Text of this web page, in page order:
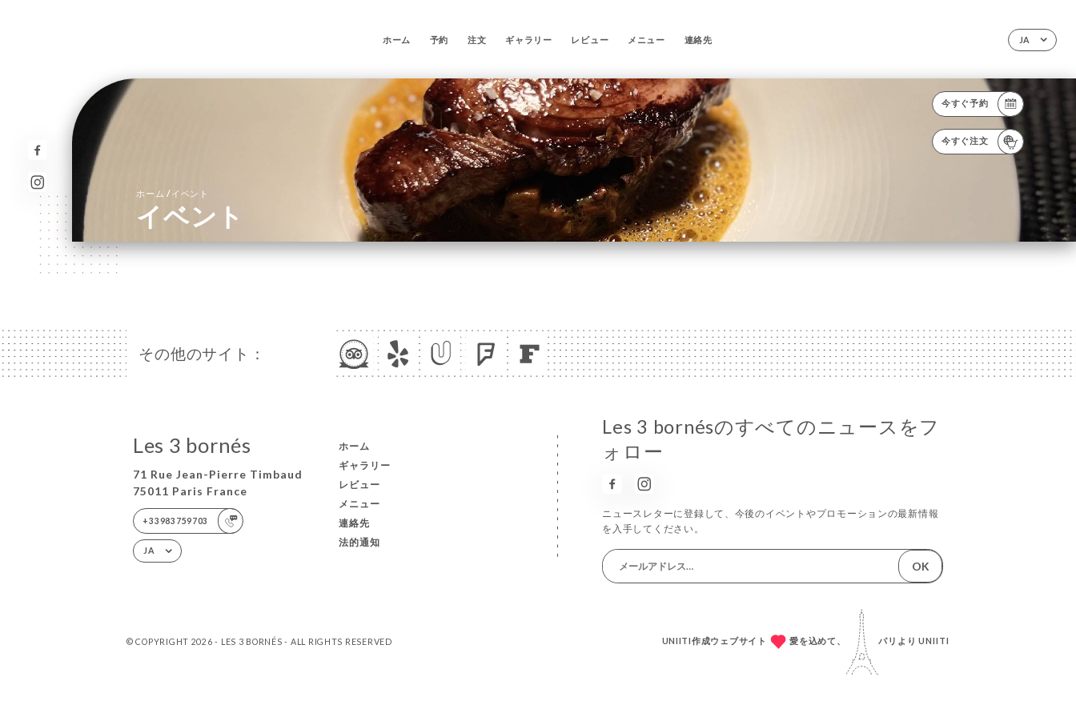
JA
ホーム 予約 注文 ギャラリー レビュー メニュー 連絡先
今すぐ予約
今すぐ注文
ホーム/イベント
イベント
その他のサイト：
Les 3 bornés
71 Rue Jean-Pierre Timbaud
75011 Paris France
+33983759703
JA
ホーム
ギャラリー
レビュー
メニュー
連絡先
法的通知
Les 3 bornésのすべてのニュースをフ
ォロー
ニュースレターに登録して、今後のイベントやプロモーションの最新情報
を入手してください。
OK
© COPYRIGHT 2026 - LES 3 BORNÉS - ALL RIGHTS RESERVED UNIITI作成ウェブサイト 愛を込めて、 パリよりUNIITI